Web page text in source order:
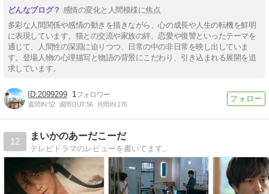
感情の変化と人間模様に焦点
多彩な人間関係や感情の動きを描きながら、心の成長や人生の転機を鮮明
に表現しています。猫との交流や家族の絆、恋愛や復讐といったテーマを
通じて、人間性の深淵に迫りつつ、日常の中の非日常を映し出していま
す。登場人物の心理描写と物語の背景にこだわり、引き込まれる展開を追
求しています。
2099299 1
週間IN:52 週間OUT:56 月間IN:176
12
まいかのあーだこーだ
テレビドラマのレビューを書いてます。